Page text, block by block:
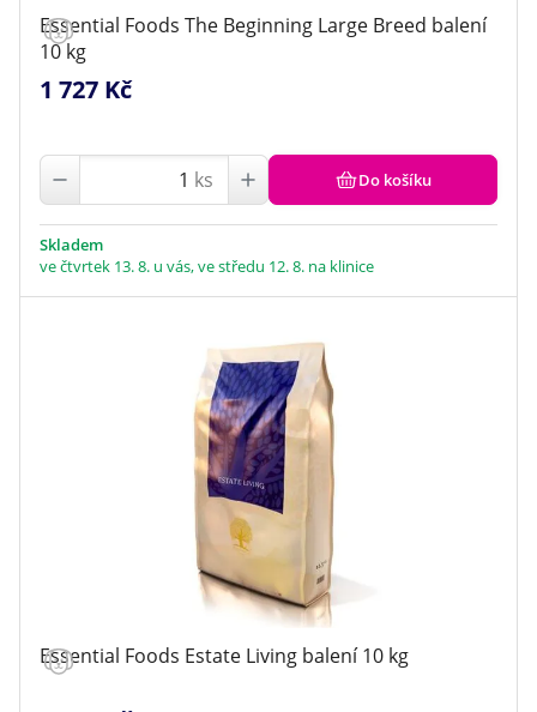
Essential Foods The Beginning Large Breed balení
10 kg
1 727 Kč
ks Do košíku
Skladem
ve čtvrtek 13. 8. u vás, ve středu 12. 8. na klinice
Essential Foods Estate Living balení 10 kg